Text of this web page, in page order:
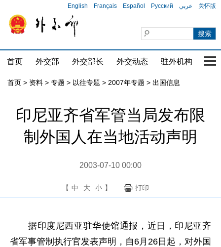
English Français Español Русский عربي 关怀版
首页 外交部 外交部长 外交动态 驻外机构 国
首页 > 资料 > 专题 > 以往专题 > 2007年专题 > 出国信息
印尼亚齐省军管当局发布限
制外国人在当地活动声明
2003-07-10 00:00
【 中 大 小 】 打印
据印度尼西亚驻华使馆通报，近日，印尼亚齐
省军事管制执行官发表声明，自6月26日起，对外国